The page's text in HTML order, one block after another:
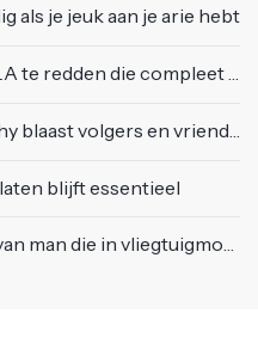
als je jeuk aan je arie hebt
die compleet van het padje is
volgers en vriend letterlijk omver
blijft essentieel
springt op vliegveld Milaan